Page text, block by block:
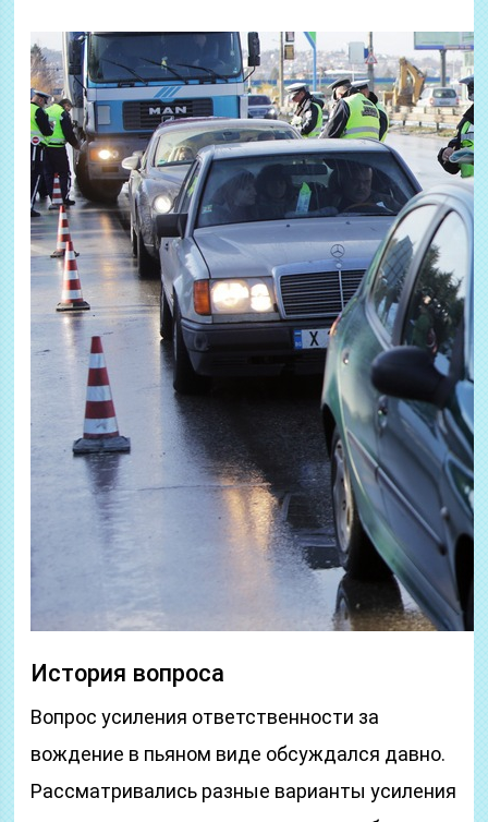
История вопроса
Вопрос усиления ответственности за
вождение в пьяном виде обсуждался давно.
Рассматривались разные варианты усиления